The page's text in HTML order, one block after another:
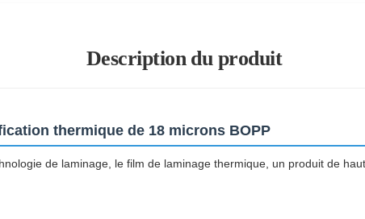
Description du produit
thermique de 18 microns BOPP
de laminage, le film de laminage thermique, un produit de